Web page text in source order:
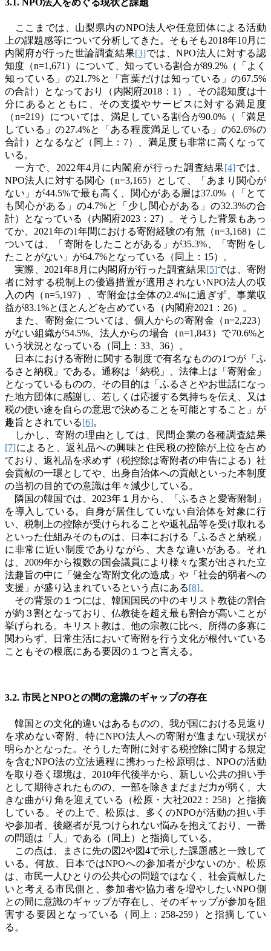
ここまでは、山梨県内のNPO法人や任意団体による活動
上の課題感等について分析してきた。そもそも2018年10月に
内閣府が行った世論調査結果[3]では、NPO法人に対する認
知度（n=1,671 ）について、知っている割合が89.2%（「よく
知っている」の21.7%と「言葉だけは知っている」の67.5%
の合計）となっており（内閣府2018 ： 1 ）、その認知度は十
分にあるとともに、その支援やサービスに対する満足度
（n=219）については、満足している割合が90.0% （「満足
している」の27.4%と「ある程度満足している」の62.6%の
合計）となるなど（同上： 7）、満足度も非常に高くなって
いる。
一方で、 2022年4 月に内閣府が行った調査結果[4]では、
NPO法人に対する関心（n=3,165）として、「あまり関心が
ない」が44.5%で最も高く、関心がある層は37.0% （「とて
も関心がある」の4.7%と「少し関心がある」の32.3%の合
計）となっている（内閣府2023 ： 27）。そうした背景もあっ
てか、 2021 年の1年間における寄附経験の有無（n=3,168）に
ついては、「寄附をしたことがある」が35.3% 、「寄附をし
たことがない」が64.7%となっている（同上： 15）。
実際、 2021年8 月に内閣府が行った調査結果[5]では、寄附
者に対する税制上の優遇措置が適用されないNPO法人の収
入の内（n=5,197）、寄附金は全体の2.4%に過ぎず、事業収
益が83.1%とほとんどを占めている（内閣府2021 ： 26）。
また、寄附金については、個人からの寄附金（n=2,223）
がない組織が54.5%、法人からの場合（n=1,843）で70.6%と
いう状況となっている（同上： 33 36）。
日本における寄附に関する制度で有名なものの1つが「ふ
るさと納税」である。通称は「納税」、法律上は「寄附金」
となっているものの、その目的は「ふるさとやお世話になっ
た地方団体に感謝し、若しくは応援する気持ちを伝え、又は
税の使い途を自らの意思で決めることを可能とすること」が
趣旨とされている[6]。
しかし、寄附の理由としては、民間企業の各種調査結果
[7]によると、返礼品への興味と住民税の控除が上位を占め
ており、返礼品を求めず（税控除は寄附者の申告による）社
会貢献の一環としてや、出身自治体への貢献といった本制度
の当初の目的での意識は年々減少している。
隣国の韓国では、 2023年１月から、「ふるさと愛寄附制」
を導入している。自身が居住していない自治体を対象に行
い、税制上の控除が受けられることや返礼品等を受け取れる
といった仕組みそのものは、日本における「ふるさと納税」
に非常に近い制度でありながら、大きな違いがある。それ
は、 2009年から複数の国会議員により様々な案が出された立
法趣旨の中に「健全な寄附文化の造成」や「社会的弱者への
支援」が盛り込まれているという点にある[8]。
その背景の１つには、韓国国民の中のキリスト教徒の割合
が約３割となっており、仏教徒を超え最も割合が高いことが
挙げられる。キリスト教は、他の宗教に比べ、所得の多寡に
関わらず、日常生活において寄附を行う文化が根付いている
こともその根底にある要因の１つと言える。
3.2. 市民とNPOとの間の意識のギャップの存在
韓国との文化的違いはあるものの、我が国における見返り
を求めない寄附、特にNPO法人への寄附が進まない現状が
明らかとなった。そうした寄附に対する税控除に関する規定
を含むNPO法の立法過程に携わった松原明は、NPOの活動
を取り巻く環境は、 2010年代後半から、新しい公共の担い手
として期待されたものの、一部を除きまだまだ力が弱く、大
きな曲がり角を迎えている（松原・大社2022 ： 258）と指摘
している。その上で、松原は、多くのNPOが活動の担い手
や参加者、後継者が見つけられない悩みを抱えており、一番
の問題は「人」である（同上）と指摘している。
この点は、まさに先の図 2や図4で示した課題感と一致して
いる。何故、日本ではNPOへの参加者が少ないのか、松原
は、市民一人ひとりの公共心の問題ではなく、社会貢献した
いと考える市民側と、参加者や協力者を増やしたいNPO側
との間に意識のギャップが存在し、そのギャップが参加を阻
害する要因となっている（同上： 258-259 ）と指摘してい
る。